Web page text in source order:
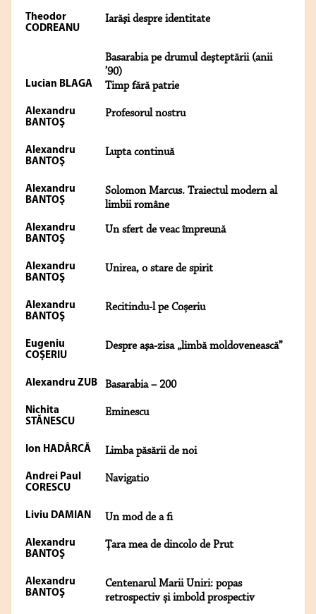
Theodor
CODREANU
Iarăşi despre identitate
Basarabia pe drumul deşteptării (anii
’90)
Lucian BLAGA Timp fără patrie
Alexandru
BANTOŞ
Profesorul nostru
Alexandru
BANTOŞ
Lupta continuă
Alexandru
BANTOŞ
Solomon Marcus. Traiectul modern al
limbii române
Alexandru
BANTOŞ
Un sfert de veac împreună
Alexandru
BANTOŞ
Unirea, o stare de spirit
Alexandru
BANTOŞ
Recitindu-l pe Coșeriu
Eugeniu
COŞERIU
Despre aşa-zisa „limbă moldovenească”
Alexandru ZUB Basarabia – 200
Nichita
STĂNESCU
Eminescu
Ion HADÂRCĂ Limba păsării de noi
Andrei Paul
CORESCU
Navigatio
Liviu DAMIAN Un mod de a fi
Alexandru
BANTOŞ
Țara mea de dincolo de Prut
Alexandru
BANTOŞ
Centenarul Marii Uniri: popas
retrospectiv și imbold prospectiv